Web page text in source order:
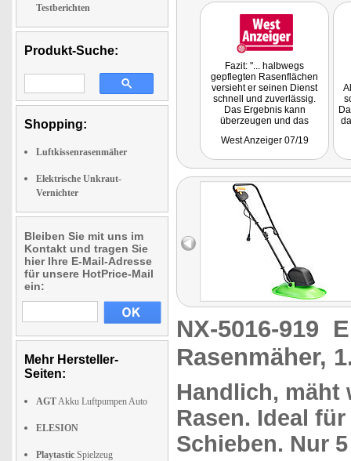
Testberichten
Produkt-Suche:
Shopping:
Luftkissenrasenmäher
Elektrische Unkraut-
Vernichter
Bleiben Sie mit uns im
Kontakt und tragen Sie
hier Ihre E-Mail-Adresse
für unsere HotPrice-Mail
ein:
Mehr Hersteller-
Seiten:
AGTAkku Luftpumpen Auto
ELESION
Playtastic Spielzeug
Fazit: "... halbwegs
gepflegten Rasenflächen
versieht er seinen Dienst
schnell und zuverlässig.
Das Ergebnis kann
überzeugen und das
ganz ohne großen
West Anzeiger 07/19
NX-5016-919
Rasenmäher,
Handlich, mäht
Rasen. Ideal
Schieben. Nur